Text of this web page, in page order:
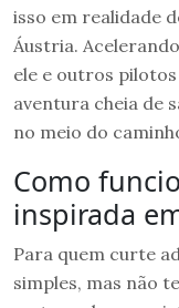
isso em realidade
Áustria.
ele e outros
aventura cheia de
no meio do
Como
inspirada
Para quem curte
simples, mas não